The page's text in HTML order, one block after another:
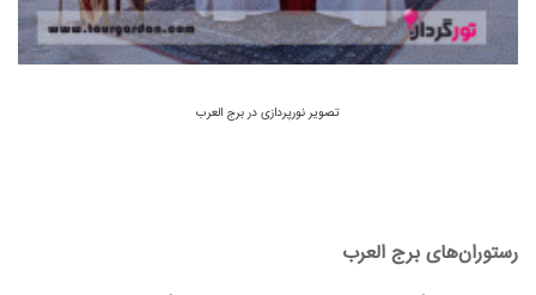
تصویر نورپردازی در برج العرب
رستوران‌های برج العرب